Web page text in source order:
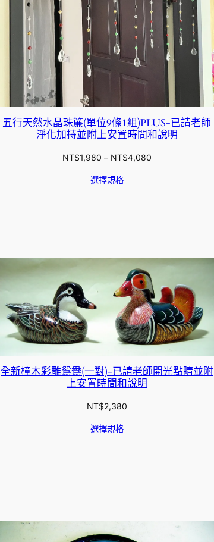
五行天然水晶珠簾(單位9條1組)PLUS-已請老師
淨化加持並附上安置時間和說明
NT$1,980 – NT$4,080價
選擇規格
全新樟木彩雕鴛鴦(一對)-已請老師開光點睛並附
上安置時間和說明
NT$2,380
選擇規格